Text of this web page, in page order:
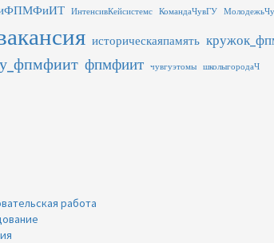
ИнтенсивКейсистемс КомандаЧувГУ
историческаяпамять
фпмфиит чувгуэтомы школыгородаЧ
работа